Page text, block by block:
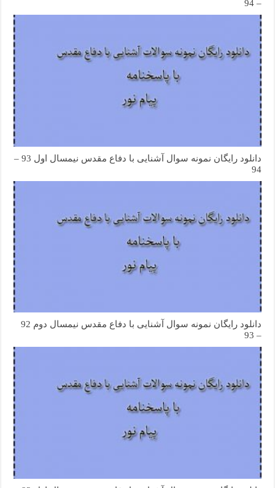
– 94
دانلود رایگان نمونه سوال آشنایی با دفاع مقدس نیمسال اول 93 –
94
دانلود رایگان نمونه سوال آشنایی با دفاع مقدس نیمسال دوم 92
– 93